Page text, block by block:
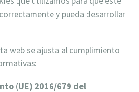
y pueda desarrollar
web se ajusta al cumplimiento
(UE) 2016/679 del